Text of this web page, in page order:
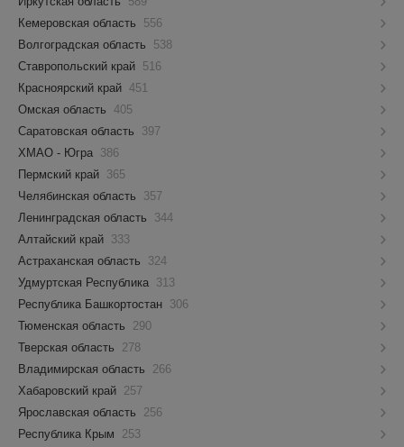
Кемеровская область
556
Волгоградская область
538
Ставропольский край 516
Красноярский край 451
Омская область 405
Саратовская область
397
ХМАО - Югра 386
Пермский край 365
Челябинская область
357
Ленинградская область
344
Алтайский край 333
Астраханская область
324
Удмуртская Республика 313
Республика Башкортостан 306
Тюменская область
290
Тверская область
278
Владимирская область
266
Хабаровский край 257
Ярославская область
256
Республика Крым
253